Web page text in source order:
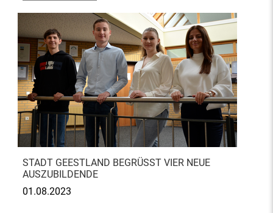
STADT GEESTLAND BEGRÜSST VIER NEUE A
USZUBILDENDE
01.08.2023